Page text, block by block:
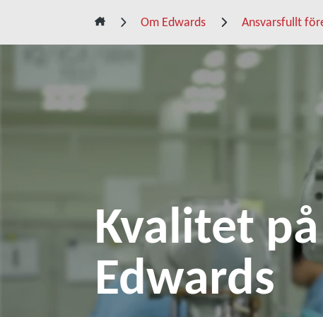
Om Edwards Ansvarsfullt
Kvalitet på
Edwards